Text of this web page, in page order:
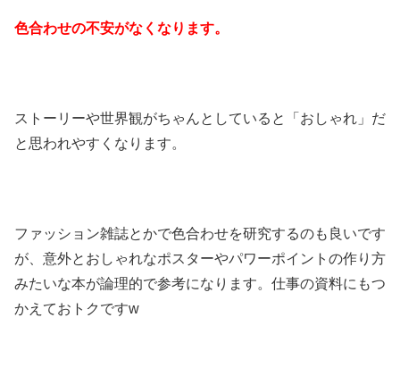
色合わせの不安がなくなります。
ストーリーや世界観がちゃんとしていると「おしゃれ」だ
と思われやすくなります。
ファッション雑誌とかで色合わせを研究するのも良いです
が、意外とおしゃれなポスターやパワーポイントの作り方
みたいな本が論理的で参考になります。仕事の資料にもつ
かえておトクですw